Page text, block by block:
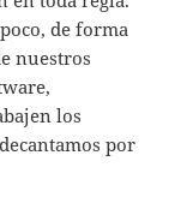
de forma
nuestros
los
por